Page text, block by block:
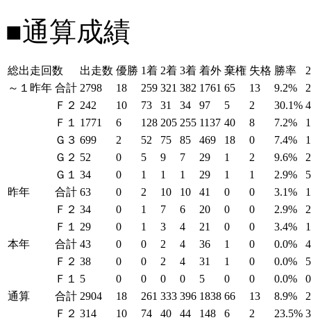
■通算成績
総出走回数 出走数 優勝 1着 2着 3着 着外 棄権 失格 勝率
～１昨年 合計 2798 18 259 321 382 1761 65 13 9.2%
Ｆ２ 242 10 73 31 34 97 5 2 30.1%
Ｆ１
1771 6 128 205 255 1137 40 8 7.2%
Ｇ３ 699 2 52 75 85 469 18 0 7.4%
Ｇ２ 52 0 5 9 7 29 1 2 9.6%
Ｇ１
34 0 1 1 1 29 1 1 2.9%
昨年
合計 63 0 2 10 10 41 0 0 3.1%
Ｆ２ 34 0 1 7 6 20 0 0 2.9%
Ｆ１
29 0 1 3 4 21 0 0 3.4%
本年
合計 43 0 0 2 4 36 1 0 0.0%
Ｆ２ 38 0 0 2 4 31 1 0 0.0%
Ｆ１
5 0 0 0 0 5 0 0 0.0%
通算
合計 2904 18 261 333 396 1838 66 13 8.9%
Ｆ２ 314 10 74 40 44 148 6 2 23.5%